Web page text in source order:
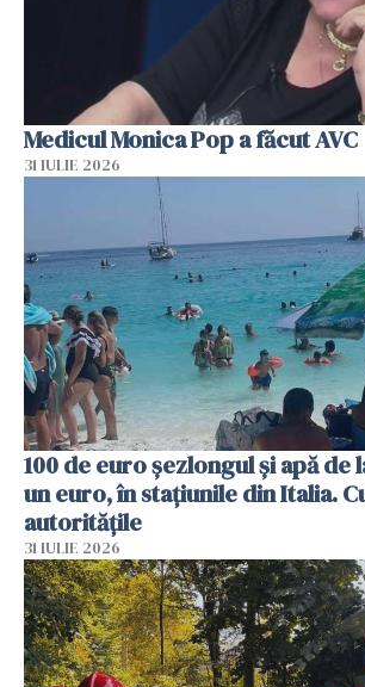
Medicul Monica Pop a făcut AVC
31 IULIE 2026
100 de euro șezlongul și apă de
un euro, în stațiunile din Italia.
autoritățile
31 IULIE 2026